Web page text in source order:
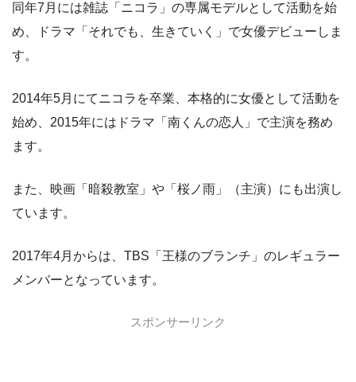
同年7月には雑誌「ニコラ」の専属モデルとして活動を始
め、ドラマ「それでも、生きていく」で女優デビューしま
す。
2014年5月にてニコラを卒業、本格的に女優として活動を
始め、2015年にはドラマ「南くんの恋人」で主演を務め
ます。
また、映画「暗殺教室」や「桜ノ雨」（主演）にも出演し
ています。
2017年4月からは、TBS「王様のブランチ」のレギュラー
メンバーとなっています。
スポンサーリンク